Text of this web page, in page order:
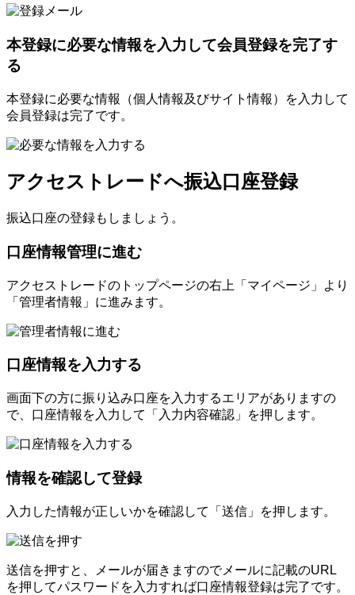
本登録に必要な情報を入力して会員登録を完了す
る
本登録に必要な情報（個人情報及びサイト情報）を入力して
会員登録は完了です。
アクセストレードへ振込口座登録
振込口座の登録もしましょう。
口座情報管理に進む
アクセストレードのトップページの右上「マイページ」より
「管理者情報」に進みます。
口座情報を入力する
画面下の方に振り込み口座を入力するエリアがありますの
で、口座情報を入力して「入力内容確認」を押します。
情報を確認して登録
入力した情報が正しいかを確認して「送信」を押します。
送信を押すと、メールが届きますのでメールに記載のURL
を押してパスワードを入力すれば口座情報登録は完了です。